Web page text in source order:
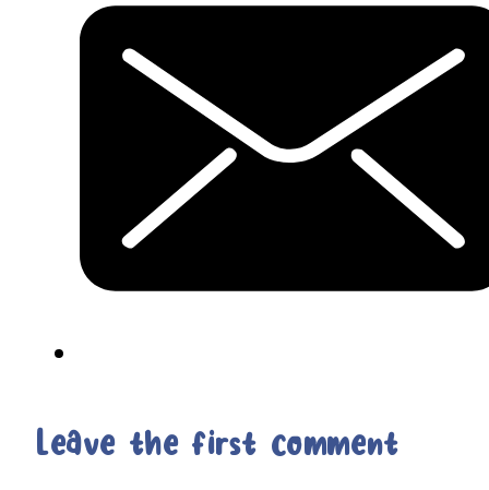
Leave the first comment